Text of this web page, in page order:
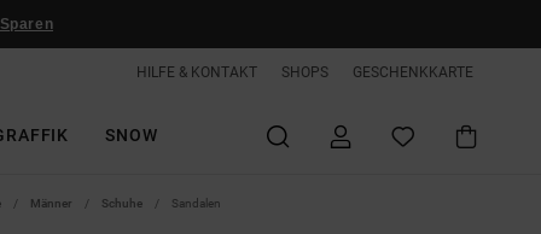
HILFE & KONTAKT SHOPS GESCHENKKARTE
SNOW
Männer Schuhe Sandalen